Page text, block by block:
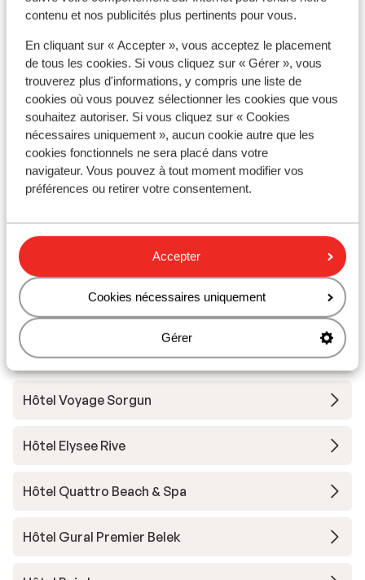
contenu et nos publicités plus pertinents pour vous.
En cliquant sur « Accepter », vous acceptez le placement
de tous les cookies. Si vous cliquez sur « Gérer », vous
trouverez plus d'informations, y compris une liste de
cookies où vous pouvez sélectionner les cookies que vous
souhaitez autoriser. Si vous cliquez sur « Cookies
nécessaires uniquement », aucun cookie autre que les
cookies fonctionnels ne sera placé dans votre
navigateur. Vous pouvez à tout moment modifier vos
préférences ou retirer votre consentement.
Accepter
Cookies nécessaires uniquement
Gérer
À proximité
Distance de la plage environ 50 mètres (plage de
galets, transats, parasols)
Distance du centre-ville: avsallar environ 50
mètres
Distance jusqu'à Barstreet environ 8 kilomètres
Distance aux magasins les plus proches environ 25
mètres
Distance au restaurant le plus proche environ 100
mètres
payant)
Autres hébergements - La Riviera
Turque
Mardan Palace
Hôtel Voyage Sorgun
Hôtel Elysee Rive
Hôtel Quattro Beach & Spa
Hôtel Gural Premier Belek